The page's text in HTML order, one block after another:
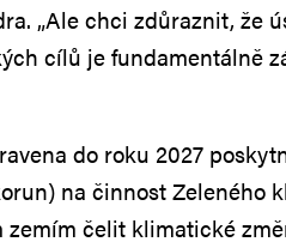
„Ale chci zdůraznit, že
cílů je fundamentálně
do roku 2027
na činnost Zeleného
zemím čelit klimatické